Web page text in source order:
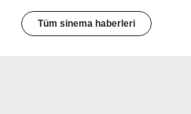
Tüm sinema haberleri